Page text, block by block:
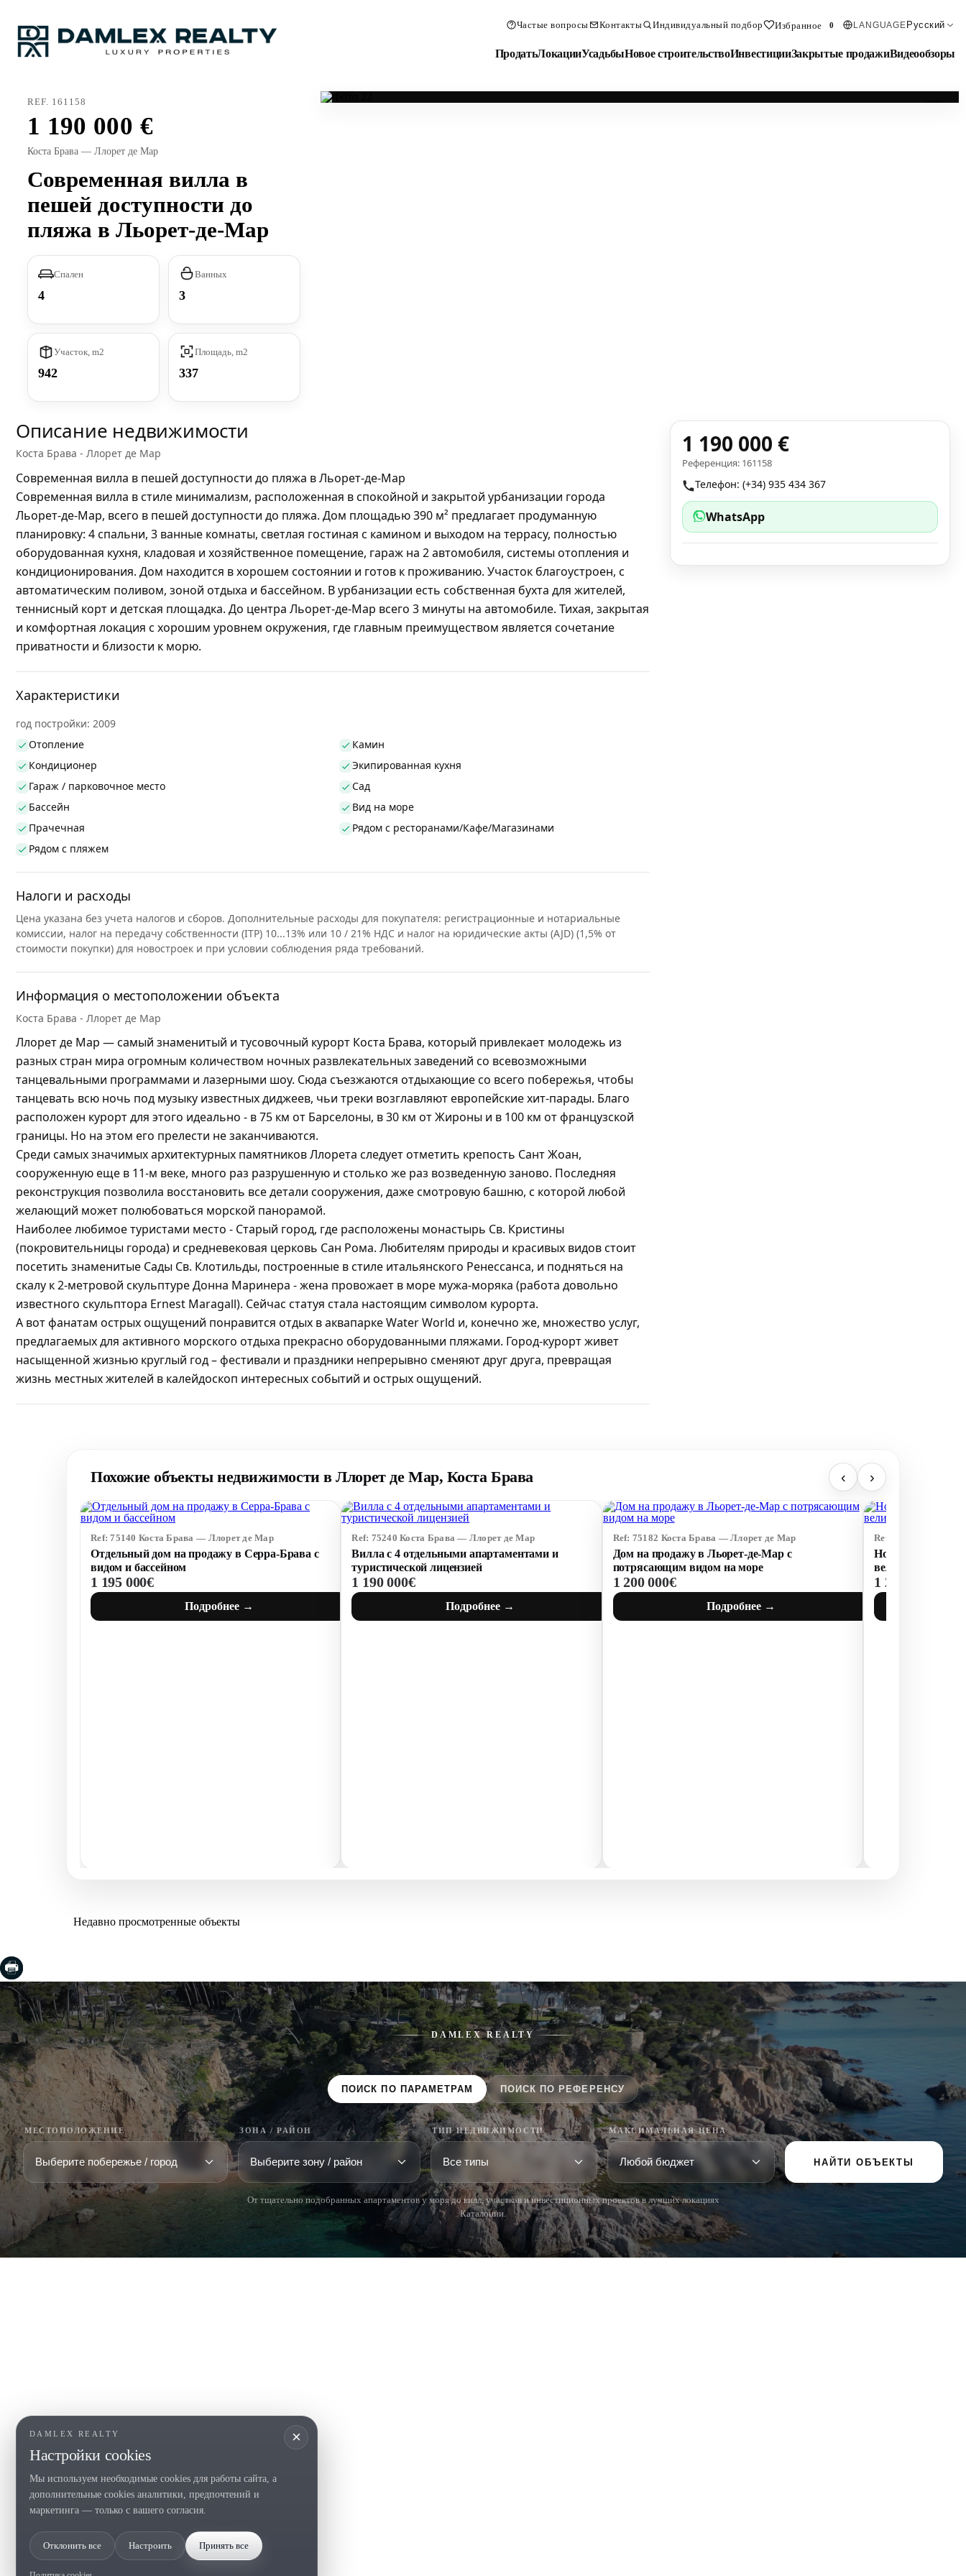
×
DAMLEX REALTY
Настройки cookies
Мы используем необходимые cookies для работы сайта, а
дополнительные cookies аналитики, предпочтений и
маркетинга — только с вашего согласия.
Отклонить все Настроить Принять все
Частые вопросы Контакты Индивидуальный подбор Избранное 0 LANGUAGE Русский
ПродатьЛокацииУсадьбыНовое строительствоИнвестицииЗакрытые продажиВидеообзоры
REF. 161158
1 190 000
Коста Брава — Ллорет де Мар
Современная вилла в
пешей доступности до
пляжа в Льорет-де-Мар
Спален
4
Ванных
3
Участок, m2
942
Площадь, m2
337
Описание недвижимости
Коста Брава - Ллорет де Мар
Современная вилла в пешей доступности до пляжа вЛьорет-де-Мар
Современная вилла в стиле минимализм, расположенная в спокойной и закрытой урбанизации города
Льорет-де-Мар, всего в пешей доступности до пляжа. Дом площадью 390 м² предлагает продуманную
планировку: 4 спальни, 3 ванные комнаты, светлая гостиная с камином и выходом на террасу, полностью
оборудованная кухня, кладовая и хозяйственное помещение, гараж на 2 автомобиля, системы отопления и
кондиционирования. Дом находится в хорошем состоянии и готов к проживанию. Участок благоустроен, с
автоматическим поливом, зоной отдыха и бассейном. В урбанизации есть собственная бухта для жителей,
теннисный корт и детская площадка. До центра Льорет-де-Мар всего 3 минуты на автомобиле. Тихая, закрытая
и комфортная локация с хорошим уровнем окружения, где главным преимуществом является сочетание
приватности и близости к морю.
Характеристики
год постройки: 2009
Отопление
Камин
Кондиционер
Экипированная кухня
Гараж / парковочное место
Сад
Бассейн
Вид на море
Прачечная
Рядом с ресторанами/Кафе/Магазинами
Рядом с пляжем
Налоги и расходы
Цена указана без учета налогов и сборов. Дополнительные расходы для покупателя: регистрационные и нотариальные
комиссии, налог на передачу собственности (ITP) 10...13% или 10 / 21% НДС и налог на юридические акты (AJD) (1,5% от
стоимости покупки) для новостроек и при условии соблюдения ряда требований.
Информация о местоположении объекта
Коста Брава - Ллорет де Мар
Ллорет де Мар — самый знаменитый и тусовочный курорт Коста Брава, который привлекает молодежь из
разных стран мира огромным количеством ночных развлекательных заведений со всевозможными
танцевальными программами и лазерными шоу. Сюда съезжаются отдыхающие со всего побережья, чтобы
танцевать всю ночь под музыку известных диджеев, чьи треки возглавляют европейские хит-парады. Благо
расположен курорт для этого идеально - в 75 км от Барселоны, в 30 км от Жироны и в 100 км от французской
границы. Но на этом его прелести не заканчиваются.
Среди самых значимых архитектурных памятников Ллорета следует отметить крепость Сант Жоан,
сооруженную еще в 11-м веке, много раз разрушенную и столько же раз возведенную заново. Последняя
реконструкция позволила восстановить все детали сооружения, даже смотровую башню, с которой любой
желающий может полюбоваться морской панорамой.
Наиболее любимое туристами место - Старый город, где расположены монастырь Св. Кристины
(покровительницы города) и средневековая церковь Сан Рома. Любителям природы и красивых видов стоит
посетить знаменитые Сады Св. Клотильды, построенные в стиле итальянского Ренессанса, и подняться на
скалу к 2-метровой скульптуре Донна Маринера - жена провожает в море мужа-моряка (работа довольно
известного скульптора Ernest Maragall). Сейчас статуя стала настоящим символом курорта.
А вот фанатам острых ощущений понравится отдых в аквапарке Water World и, конечно же, множество услуг,
предлагаемых для активного морского отдыха прекрасно оборудованными пляжами. Город-курорт живет
насыщенной жизнью круглый год – фестивали и праздники непрерывно сменяют друг друга, превращая
жизнь местных жителей в калейдоскоп интересных событий и острых ощущений.
1 190 000 €
Референция: 161158
Телефон: (+34) 935 434 367
WhatsApp
Похожие объекты недвижимости в Ллорет де Мар, Коста Брава ‹ ›
Ref: 75140 Коста Брава — Ллорет де Мар
Отдельный дом на продажу в Серра-Брава с
видом и бассейном
1 195 000€
Подробнее →
Ref: 75240 Коста Брава — Ллорет де Мар
Вилла с 4 отдельными апартаментами и
туристической лицензией
1 190 000€
Подробнее →
Ref: 75182 Коста Брава — Ллорет де Мар
Дом на продажу в Льорет-де-Мар с
потрясающим видом на море
1 200 000€
Подробнее →
Ref: 75167 Коста
Новая вилла с 5
великолепным
1 250 000€
Недавно просмотренные объекты
DAMLEX REALTY
ПОИСК ПО ПАРАМЕТРАМ ПОИСК ПО РЕФЕРЕНСУ
МЕСТОПОЛОЖЕНИЕ ЗОНА / РАЙОН ТИП НЕДВИЖИМОСТИ МАКСИМАЛЬНАЯ ЦЕНА
НАЙТИ ОБЪЕКТЫ
От тщательно подобранных апартаментов у моря до вилл, участков и инвестиционных проектов в лучших локациях
Каталонии.
Begur
Tel. (+34) 935 434 367
Copyright 2000-2026 © Damlex Realty
Политика конфиденциальностиCookie preferences